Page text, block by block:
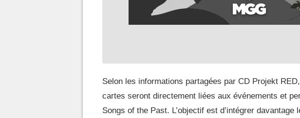
Selon les informations partagées par CD Projekt
cartes seront directement liées aux événements et
Songs of the Past. L’objectif est d’intégrer davantage